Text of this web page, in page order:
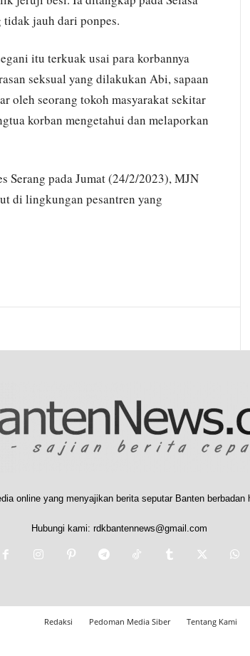
jauh dari ponpes.
itu terkuak usai para korbannya
seksual yang dilakukan Abi, sapaan
oleh seorang tokoh masyarakat sekitar
korban mengetahui dan melaporkan
Serang pada Jumat (24/2/2023), MJN
di lingkungan pesantren yang
online yang menyajikan berita seputar Banten
Hubungi kami: rdkbantennews@gmail.com
Redaksi Pedoman Media Siber Tentang Kami